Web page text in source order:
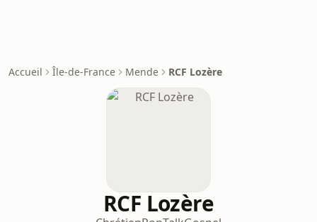
Accueil Île-de-France Mende RCF Lozère
RCF Lozère